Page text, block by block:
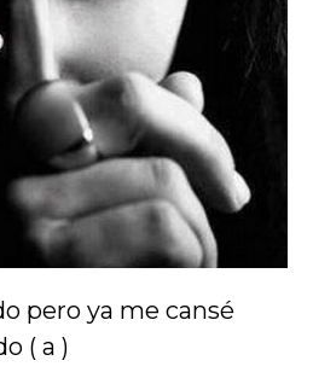
pero ya me cansé
( a )